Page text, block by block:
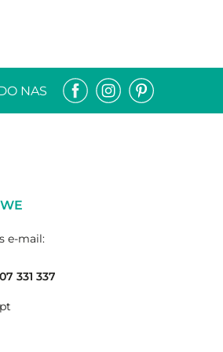
NAS
e-mail:
331 337